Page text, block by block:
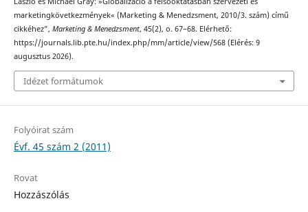
marketingkövetkezmények« (Marketing & Menedzsment, 2010/3. szám) című
cikkéhez”, Marketing & Menedzsment, 45(2), o. 67–68. Elérhető:
https://journals.lib.pte.hu/index.php/mm/article/view/568 (Elérés: 9
augusztus 2026).
Idézet formátumok
Folyóirat szám
Évf. 45 szám 2 (2011)
Rovat
Hozzászólás